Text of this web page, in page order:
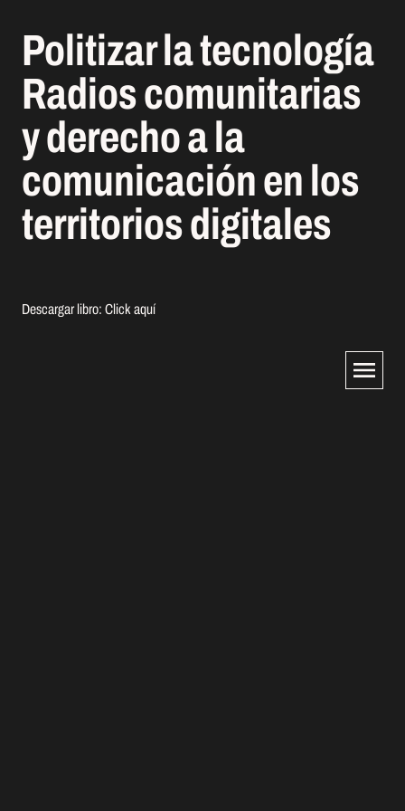
Politizar la tecnología
Radios comunitarias
y derecho a la
comunicación en los
territorios digitales
Descargar libro: Click aquí